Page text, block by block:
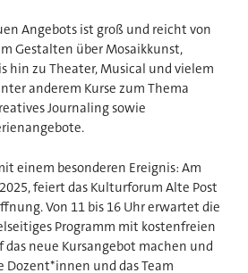
Angebots ist groß und reicht von
Gestalten über Mosaikkunst,
hin zu Theater, Musical und vielem
anderem Kurse zum Thema
Journaling sowie
einem besonderen Ereignis: Am
feiert das Kulturforum Alte Post
Von 11 bis 16 Uhr erwartet die
Programm mit kostenfreien
das neue Kursangebot machen und
Dozent*innen und das Team